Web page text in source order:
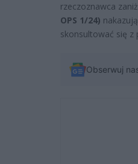
rzeczoznawca
OPS 1/24)
skonsultować się z
Obserwuj